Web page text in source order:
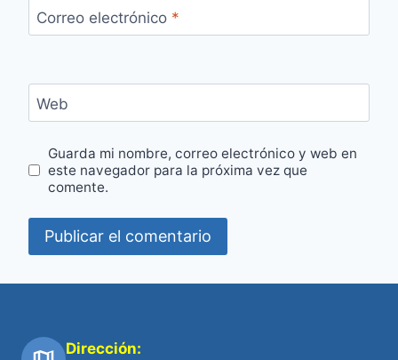
Correo electrónico *
Web
Guarda mi nombre, correo electrónico y web en
este navegador para la próxima vez que
comente.
Dirección: